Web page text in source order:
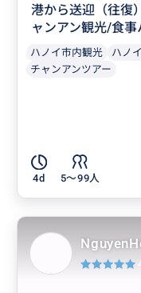
港から送迎（往復
ャンアン観光/食
ハノイ市内観光 ハノ
チャンアンツアー
4d 5〜99人